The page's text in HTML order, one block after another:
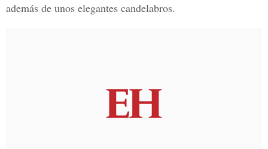
además de unos elegantes candelabros.